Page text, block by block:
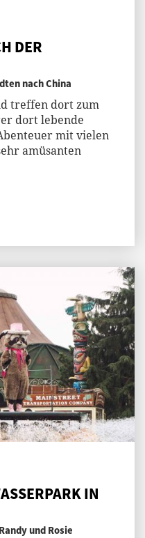
DER
nach China
treffen dort zum
dort lebende
mit vielen
amüsanten
IN
und Rosie